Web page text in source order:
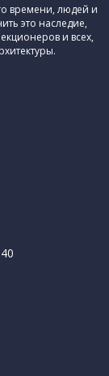
времени, людей и
это наследие,
и всех,